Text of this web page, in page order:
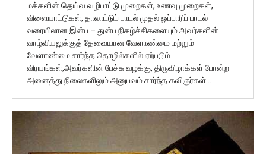
மக்களின் தெய்வ வழிபாட்டு முறைகள், உணவு முறைகள்,
விளையாட்டுகள், தாலாட்டுப் பாடல் முதல் ஒப்பாரிப் பாடல்
வரையிலான இன்ப – துன்ப நிகழ்ச்சிகளையும் அவர்களின்
வாழ்வியலுக்குத் தேவையான வேளாண்மை மற்றும்
வேளாண்மை சார்ந்த தொழில்களில் ஏற்படும்
விரயங்கள்,அவர்களின் பேச்சு வழக்கு, திருவிழாக்கள் போன்ற
அனைத்து நிலைகளிலும் அனுபவம் சார்ந்த கவிஞர்கள்…